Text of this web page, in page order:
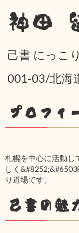
神田
己書 にっこ
001-03/北海
プロフィ
札幌を中心に活動し
しく
り道場です。
己書の魅